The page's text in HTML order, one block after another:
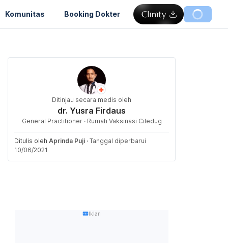
Komunitas Booking Dokter
Ditinjau secara medis oleh
dr. Yusra Firdaus
General Practitioner · Rumah Vaksinasi Ciledug
Ditulis oleh Aprinda Puji · Tanggal diperbarui
10/06/2021
Iklan